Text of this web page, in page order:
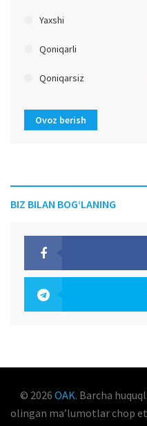
Yaxshi
Qoniqarli
Qoniqarsiz
Ovoz berish
BIZ BILAN BOG‘LANING
© 2026 OAK. Barcha
olingan maʼlumotlar chop